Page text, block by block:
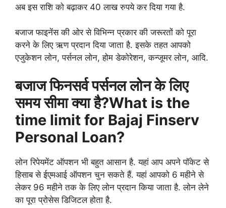
अब इस राशि को बढ़ाकर 40 लाख रुपये कर दिया गया है.
बजाज फाइनेंस की ओर से विभिन्न प्रकार की जरूरतों को पूरा
करने के लिए ऋण प्रदान दिया जाता है. इसके तहत आपको
एजुकेशन लोन, पर्सनल लोन, होम डेकोरेशन, कन्जूमर लोन, आदि.
बजाज फिनसर्व पर्सनल लोन के लिए
समय सीमा क्या है?What is the
time limit for Bajaj Finserv
Personal Loan?
लोन रिपेयमेंट ऑपशन भी बहुत आसान है. यहां आप अपने पॉकेट से
हिसाब से ईएमआई ऑपशन चुन सकते हैं. यहां आपको 6 महीने से
लेकर 96 महीने तक के लिए लोन प्रदान किया जाता है. लोन लेने
का पूरा प्रोसेस डिजिटल होता है.